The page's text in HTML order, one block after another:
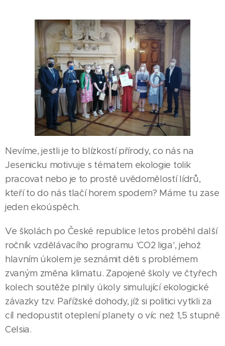
Nevíme, jestli je to blízkostí přírody, co nás na
Jesenicku motivuje s tématem ekologie tolik
pracovat nebo je to prostě uvědomělostí lídrů,
kteří to do nás tlačí horem spodem? Máme tu zase
jeden ekoúspěch.
Ve školách po České republice letos proběhl další
ročník vzdělávacího programu 'CO2 liga', jehož
hlavním úkolem je seznámit děti s problémem
zvaným změna klimatu. Zapojené školy ve čtyřech
kolech soutěže plnily úkoly simulující ekologické
závazky tzv. Pařížské dohody, jíž si politici vytkli za
cíl nedopustit oteplení planety o víc než 1,5 stupně
Celsia.